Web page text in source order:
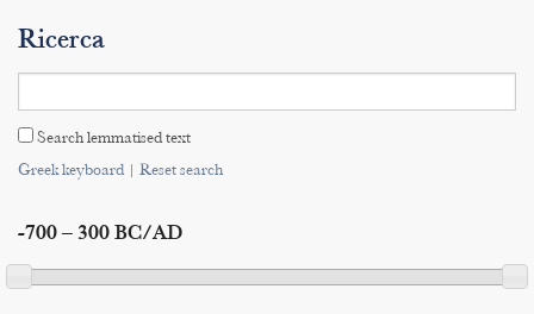
Search
Indices
Ricerca
Search lemmatised text
Greek keyboard| Reset search
-700 – 300 BC/AD